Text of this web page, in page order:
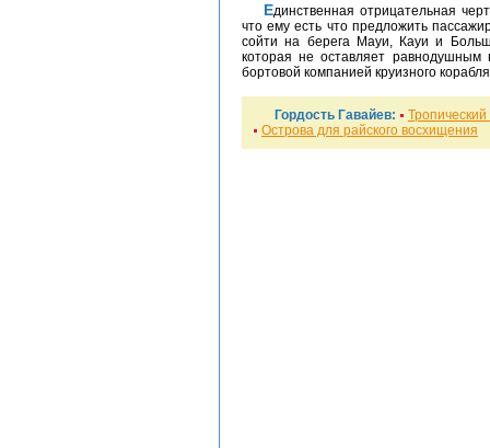
Единственная отрицательная черта лайнера Гордость Гавайев заключается в том,
что ему есть что предложить
сойти на берега Мауи, Кауи и
которая не оставляет равнодушным
бортовой компанией круизного
Гордость Гавайев:
Острова для райского восхищения